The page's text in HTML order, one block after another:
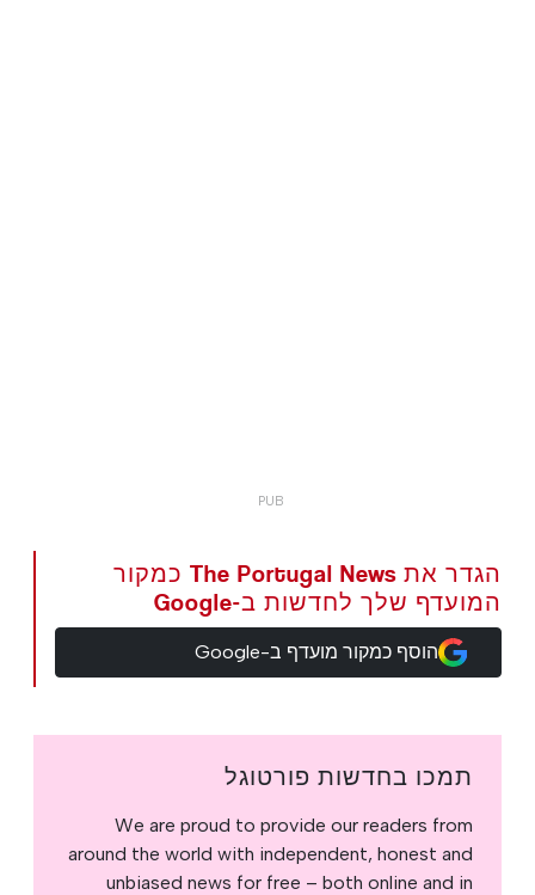
הגדר את The Portugal News כמקור
המועדף שלך לחדשות ב-Google
הוסף כמקור מועדף ב-Google
תמכו בחדשות פורטוגל
We are proud to provide our readers from
around the world with independent, honest and
unbiased news for free – both online and in